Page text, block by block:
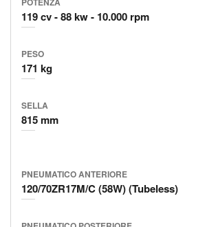
119 cv 88 kw 10.000 rpm
PESO
171 kg
SELLA
815 mm
PNEUMATICO ANTERIORE
120/70ZR17M/C (58W) (Tubeless)